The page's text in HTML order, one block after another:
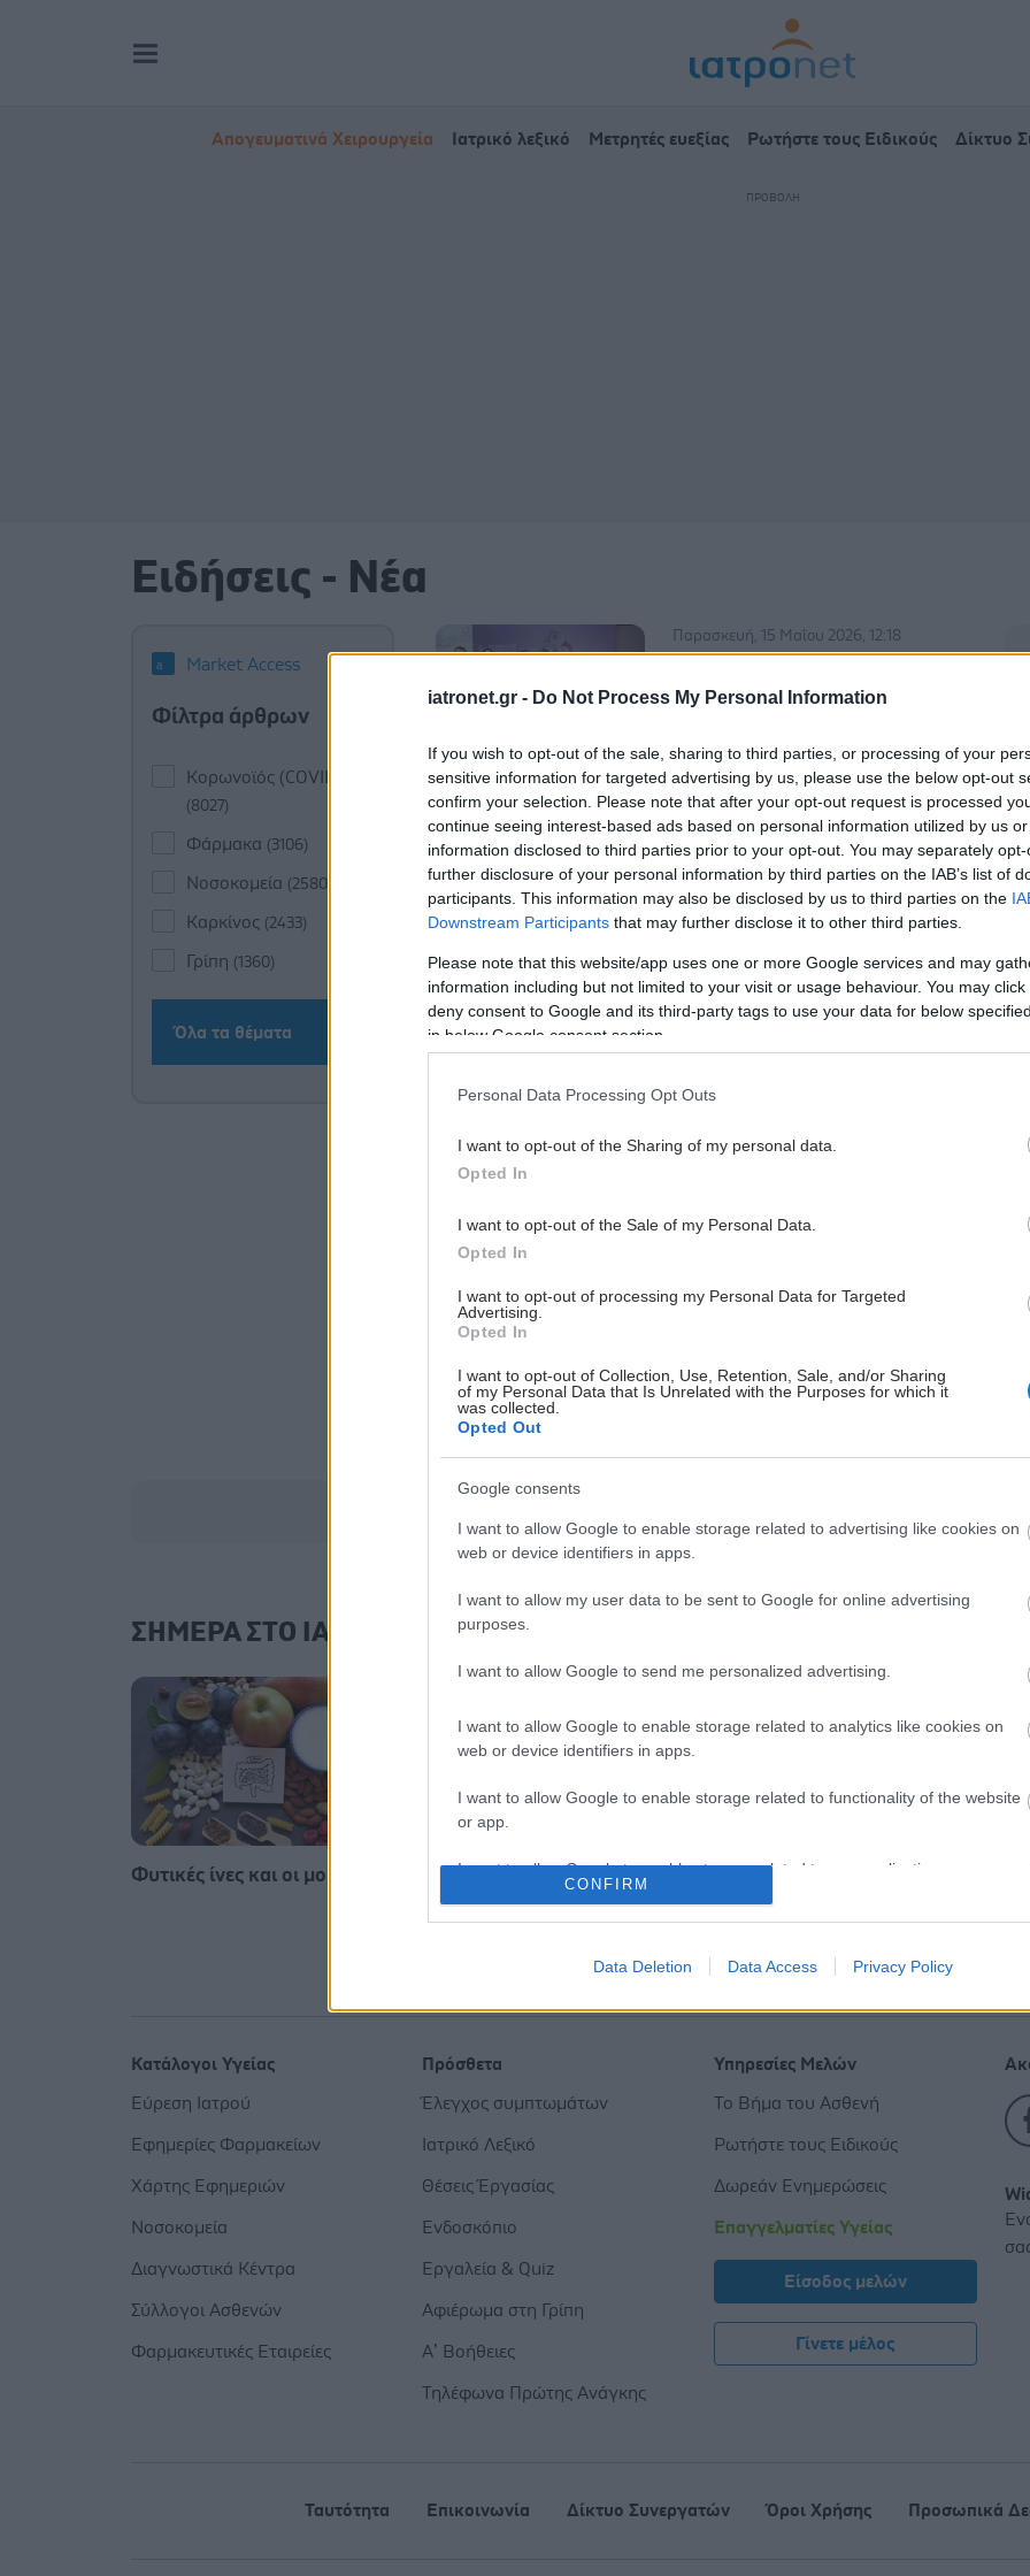
iatronet.gr - Do Not Process My Personal Information
If you wish to opt-out of the sale, sharing to third parties, or processing of your
sensitive information for targeted advertising by us, please use the below opt-out
confirm your selection. Please note that after your opt-out request is processed
continue seeing interest-based ads based on personal information utilized by us
information disclosed to third parties prior to your opt-out. You may separately
further disclosure of your personal information by third parties on the IAB’s list of
participants. This information may also be disclosed by us to third parties on the
Downstream Participants that may further disclose it to other third parties.
Please note that this website/app uses one or more Google services and may
information including but not limited to your visit or usage behaviour. You may
deny consent to Google and its third-party tags to use your data for below
in below Google consent section.
Personal Data Processing Opt Outs
I want to opt-out of the Sharing of my personal data.
Opted In
I want to opt-out of the Sale of my Personal Data.
Opted In
I want to opt-out of processing my Personal Data for Targeted
Advertising.
Opted In
I want to opt-out of Collection, Use, Retention, Sale, and/or Sharing
of my Personal Data that Is Unrelated with the Purposes for which it
was collected.
Opted Out
Google consents
I want to allow Google to enable storage related to advertising like cookies on
web or device identifiers in apps.
I want to allow my user data to be sent to Google for online advertising
purposes.
I want to allow Google to send me personalized advertising.
I want to allow Google to enable storage related to analytics like cookies on
web or device identifiers in apps.
I want to allow Google to enable storage related to functionality of the website
or app.
I want to allow Google to enable storage related to personalization.
I want to allow Google to enable storage related to security, including
CONFIRM
Data Deletion Data Access Privacy Policy
Απογευματινά Χειρουργεία Ιατρικό λεξικό Μετρητές ευεξίας Ρωτήστε τους Ειδικούς Δίκτυο
Ειδήσεις - Νέα
Market Access
Φίλτρα άρθρων
Κορωνοϊός (COVID-19)
(8027)
Φάρμακα (3106)
Νοσοκομεία (2580)
Καρκίνος (2433)
Γρίπη (1360)
Όλα τα θέματα
Παρασκευή, 15 Μαΐου 2026, 12:18
Market Access της ΕΛ.Ε.Μ.Α.
Ημερίδα Market Access, με τίτλο
«Access by Design: Ρυθμιστικό
Πλαίσιο, Συνταγογράφηση και
Βιώσιμες Δαπάνες Υγείας».
Πέμπτη, 07 Μαΐου 2026, 11:06
Market Access: Το νέο
μοντέλο πρόσβασης στα
καινοτόμα φάρμακα στο
ΕΛΕΜΑ
Τι αλλάζει στο Market Access και
ΣΗΜΕΡΑ ΣΤΟ IATRONET.GR
Φυτικές ίνες και οι μορφές τους
Δίαιτα vegan χαμηλών λιπαρών
βοηθά στην απώλεια βάρους
χωρίς να μειώνεται η ποσότητα
από εγκεφαλικό να είναι
Κατάλογοι Υγείας
Εύρεση Ιατρού
Εφημερίες Φαρμακείων
Χάρτης Εφημεριών
Νοσοκομεία
Διαγνωστικά Κέντρα
Σύλλογοι Ασθενών
Φαρμακευτικές Εταιρείες
Πρόσθετα
Έλεγχος συμπτωμάτων
Ιατρικό Λεξικό
Θέσεις Έργασίας
Ενδοσκόπιο
Εργαλεία & Quiz
Αφιέρωμα στη Γρίπη
Α’ Βοήθειες
Τηλέφωνα Πρώτης Ανάγκης
Υπηρεσίες Μελών
Το Βήμα του Ασθενή
Ρωτήστε τους Ειδικούς
Δωρεάν Ενημερώσεις
Επαγγελματίες Υγείας
Είσοδος μελών
Γίνετε μέλος
Ταυτότητα Επικοινωνία Δίκτυο Συνεργατών Όροι Χρήσης Προσωπικά